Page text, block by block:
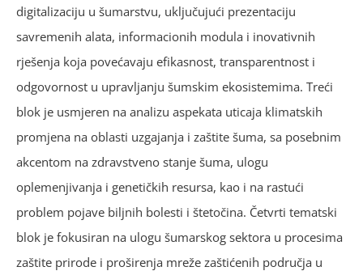
digitalizaciju u šumarstvu, uključujući prezentaciju
savremenih alata, informacionih modula i inovativnih
rješenja koja povećavaju efikasnost, transparentnost i
odgovornost u upravljanju šumskim ekosistemima. Treći
blok je usmjeren na analizu aspekata uticaja klimatskih
promjena na oblasti uzgajanja i zaštite šuma, sa posebnim
akcentom na zdravstveno stanje šuma, ulogu
oplemenjivanja i genetičkih resursa, kao i na rastući
problem pojave biljnih bolesti i štetočina. Četvrti tematski
blok je fokusiran na ulogu šumarskog sektora u procesima
zaštite prirode i proširenja mreže zaštićenih područja u